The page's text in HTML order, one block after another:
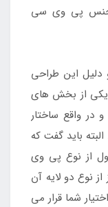
جنس پی وی سی
دلیل این طراحی
یکی از بخش های
در واقع ساختار
باید گفت که
از نوع پی وی
نوع دو لایه آن
شما قرار می